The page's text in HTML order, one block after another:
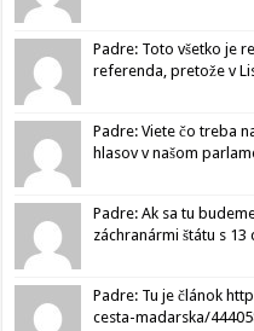
Padre: Toto všetko je
referenda, pretože v
Padre: Viete čo treba
hlasov v našom
Padre: Ak sa tu
záchranármi štátu s 13
Padre: Tu je článok
cesta-madarska/